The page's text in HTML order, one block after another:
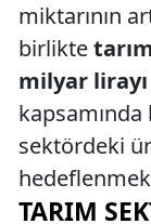
miktarının
birlikte
milyar lirayı
sektördeki
TARIM